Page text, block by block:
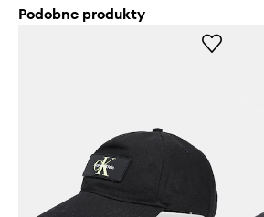
Podobne produkty